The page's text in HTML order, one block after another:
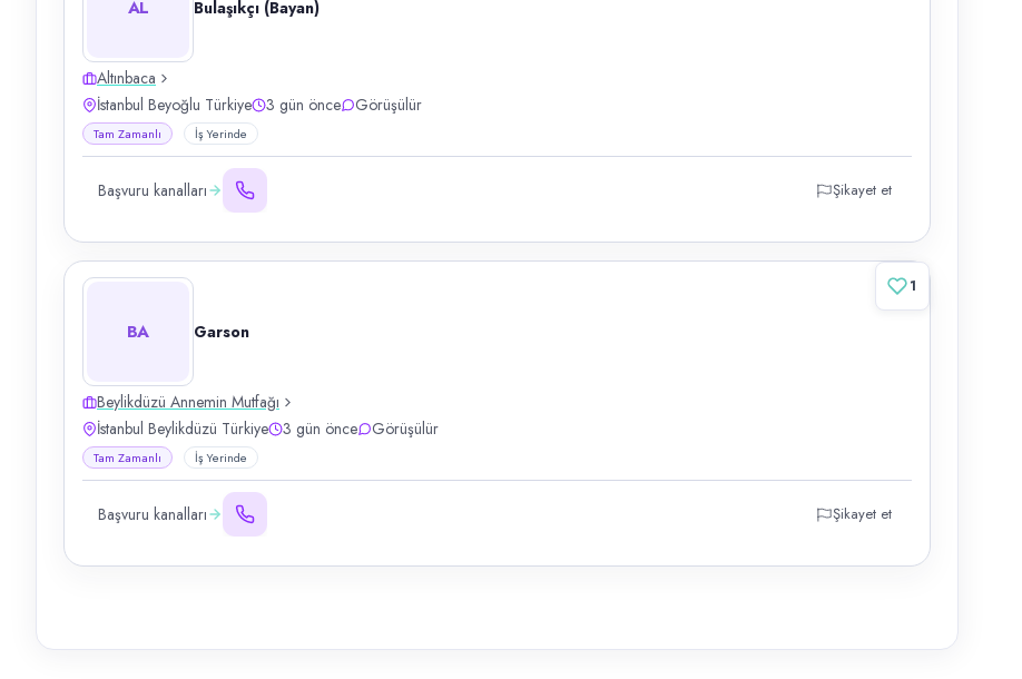
AL Bulaşıkçı (Bayan)
Altınbaca
İstanbul Beyoğlu Türkiye
3 gün önce Görüşülür
Tam Zamanlı İş Yerinde
Başvuru kanalları Şikayet et
BA Garson
Beylikdüzü Annemin Mutfağı
İstanbul Beylikdüzü Türkiye
3 gün önce Görüşülür
Tam Zamanlı İş Yerinde
Başvuru kanalları Şikayet et
1